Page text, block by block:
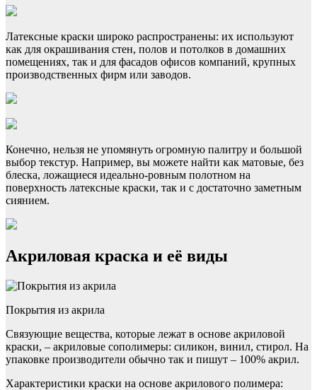
Латексные краски широко распространены: их используют
как для окрашивания стен, полов и потолков в домашних
помещениях, так и для фасадов офисов компаний, крупных
производственных фирм или заводов.
Конечно, нельзя не упомянуть огромную палитру и большой
выбор текстур. Например, вы можете найти как матовые, без
блеска, ложащиеся идеально-ровным полотном на
поверхность латексные краски, так и с достаточно заметным
сиянием.
Акриловая краска и её виды
Покрытия из акрила
Связующие вещества, которые лежат в основе акриловой
краски, – акриловые сополимеры: силикон, винил, стирол. На
упаковке производители обычно так и пишут – 100% акрил.
Характеристики краски на основе акрилового полимера: